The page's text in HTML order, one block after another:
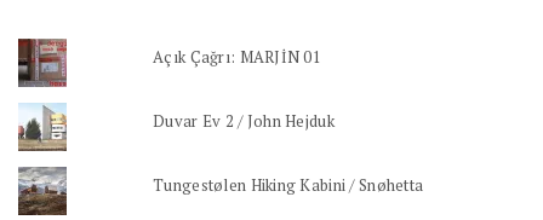
Açık Çağrı: MARJİN 01
Duvar Ev 2 / John Hejduk
Tungestølen Hiking Kabini / Snøhetta